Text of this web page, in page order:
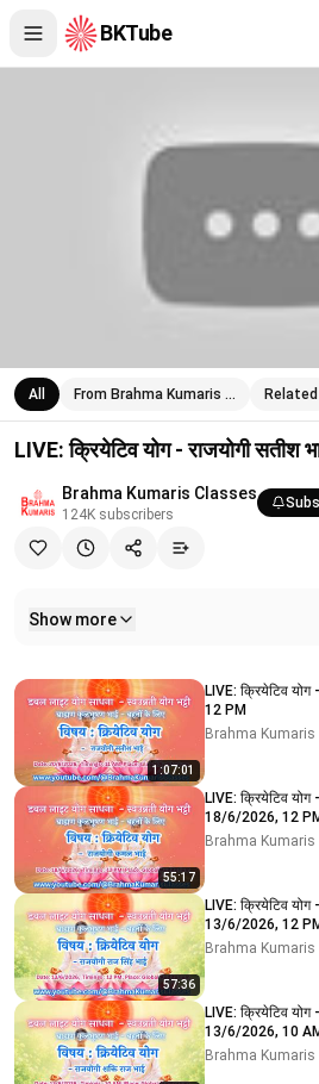
BKTube
All From Brahma Kumaris … Related
LIVE: क्रियेटिव योग - राजयोगी
Brahma Kumaris Classes
124K subscribers
Show more
Related videos
1:07:01
LIVE: क्रियेटिव
12 PM
Brahma
55:17
LIVE: क्रियेटिव योग -
18/6/2026, 12
Brahma
57:36
LIVE: क्रियेटिव योग -
13/6/2026, 12
Brahma
LIVE: क्रियेटिव योग -
13/6/2026, 10
Brahma